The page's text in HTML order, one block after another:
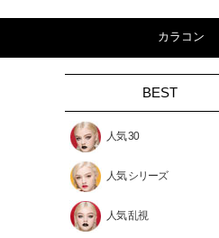
カラコン
BEST
人気 30
人気 シリーズ
人気 乱視